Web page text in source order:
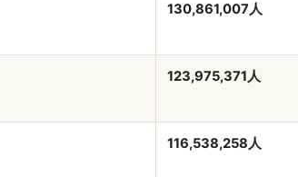
130,861,007人
123,975,371人
116,538,258人